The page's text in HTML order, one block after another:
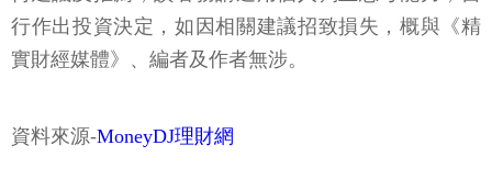
行作出投資決定，如因相關建議招致損失，概與《精
實財經媒體》、編者及作者無涉。
資料來源-MoneyDJ理財網